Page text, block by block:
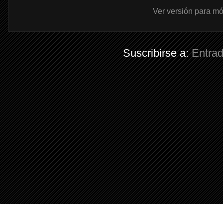
Ver versión para
Suscribirse a: